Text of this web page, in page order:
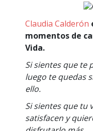
Claudia Calderón
momentos de
Vida.
Si sientes que te
luego te quedas
ello.
Si sientes que tu
satisfacen y